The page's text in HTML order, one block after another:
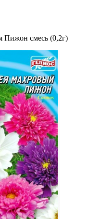
Пижон смесь (0,2г)